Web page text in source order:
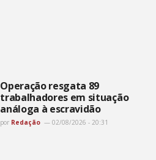
Operação resgata 89
trabalhadores em situação
análoga à escravidão
por Redação 02/08/2026 - 20:31